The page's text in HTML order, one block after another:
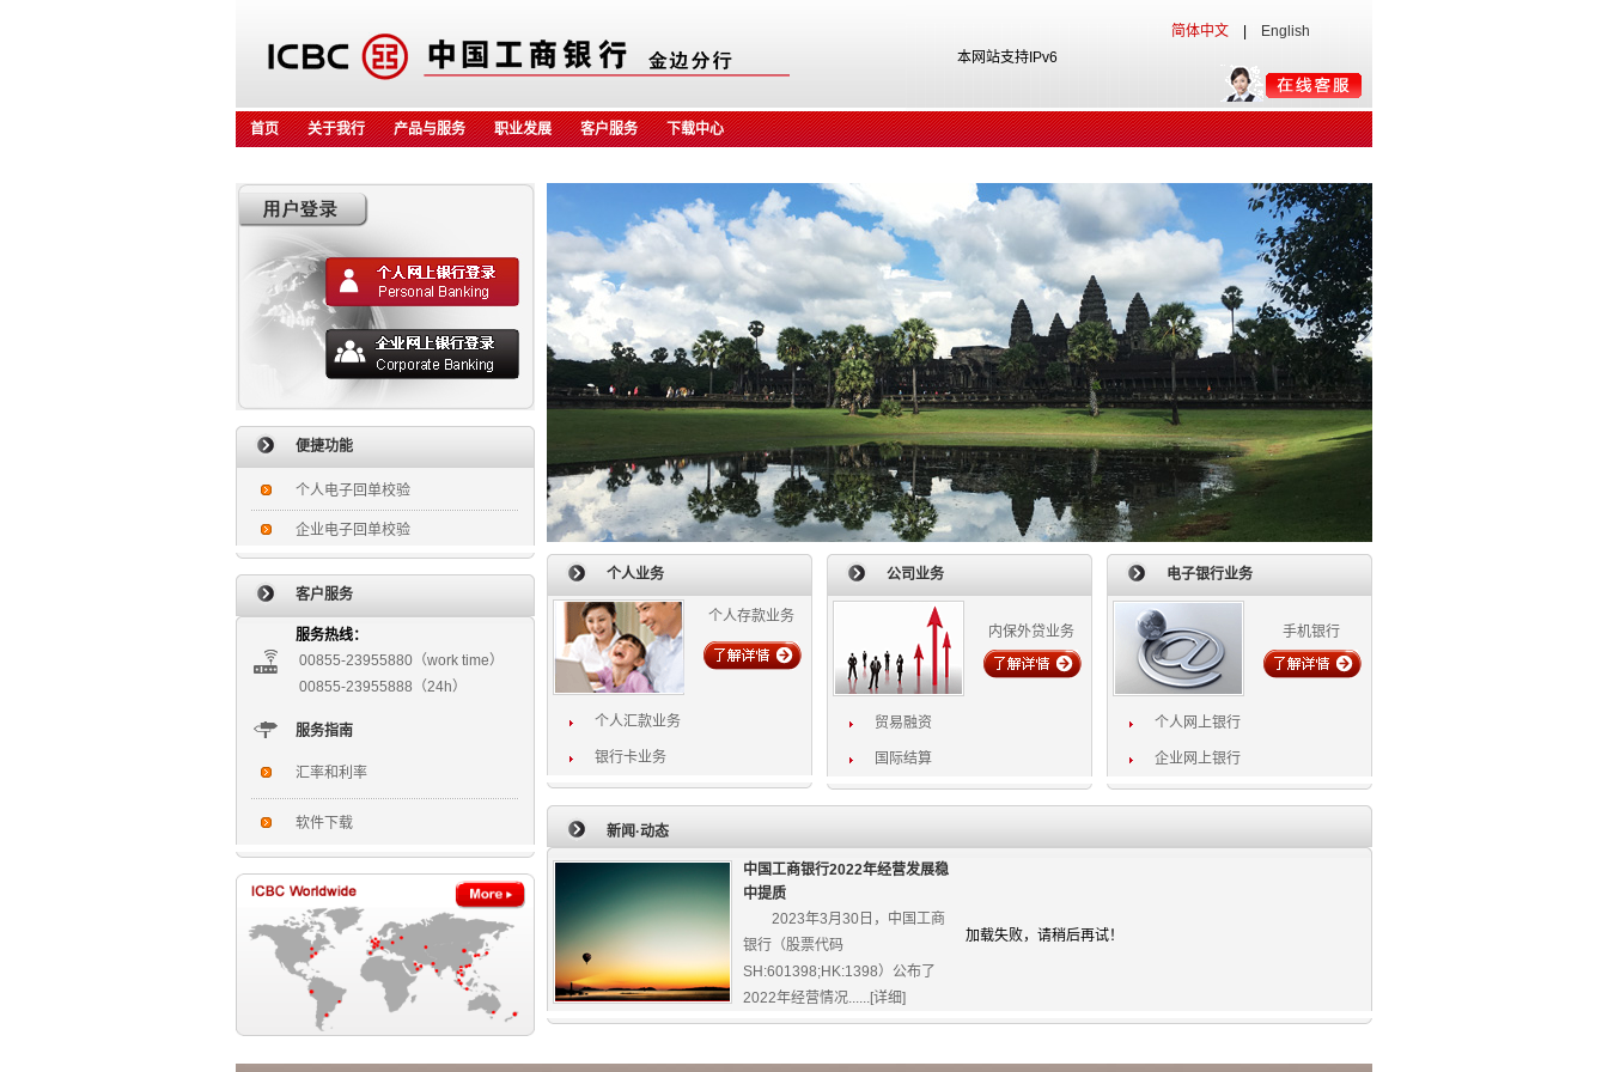
本网站支持IPv6
简体中文 English
首页 关于我行 产品与服务 职业发展 客户服务 下载中心
便捷功能
个人电子回单校验
企业电子回单校验
客户服务
服务热线：
00855-23955880（work time）
00855-23955888（24h）
服务指南
汇率和利率
软件下载
个人业务
个人存款业务
个人汇款业务
银行卡业务
公司业务
内保外贷业务
贸易融资
国际结算
电子银行业务
手机银行
个人网上银行
企业网上银行
新闻·动态
中国工商银行2022年经营发展稳
中提质
2023年3月30日，中国工商
银行（股票代码
SH:601398;HK:1398）公布了
2022年经营情况......[详细]
加载失败，请稍后再试！